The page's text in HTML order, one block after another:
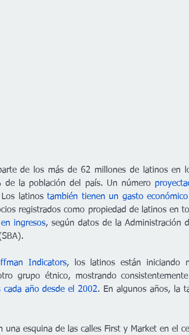
de los más de 62 millones de latinos en
de la población del país. Un número
latinos también tienen un gasto económico
registrados como propiedad de latinos en
ingresos, según datos de la Administración
Indicators, los latinos están iniciando
grupo étnico, mostrando
cada año desde el 2002. En algunos años, la
una esquina de las calles First y Market en el